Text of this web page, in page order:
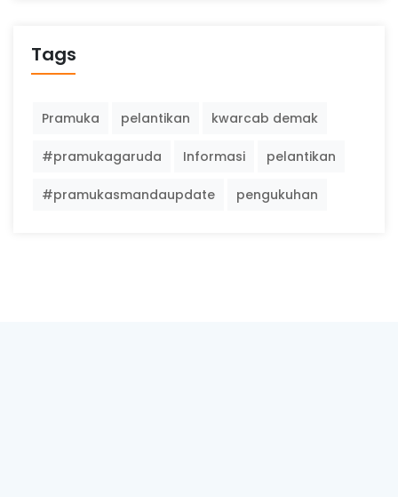
Tags
Pramuka pelantikan kwarcab demak
#pramukagaruda Informasi pelantikan
#pramukasmandaupdate pengukuhan